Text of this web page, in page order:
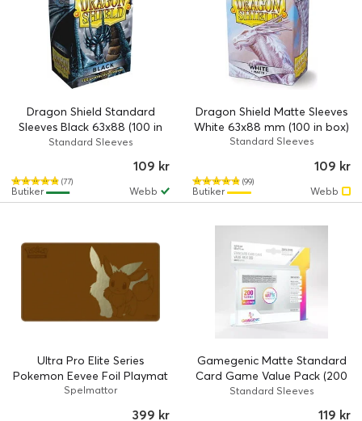
Dragon Shield Standard
Sleeves Black 63x88 (100 in
box)
Standard Sleeves
(77)
109 kr
Webb
Butiker
Dragon Shield Matte Sleeves
White 63x88 mm (100 in box)
Standard Sleeves
(99)
109 kr
Webb
Butiker
Ultra Pro Elite Series
Pokemon Eevee Foil Playmat
Spelmattor
399 kr
Gamegenic Matte Standard
Card Game Value Pack (200
st)
Standard Sleeves
119 kr